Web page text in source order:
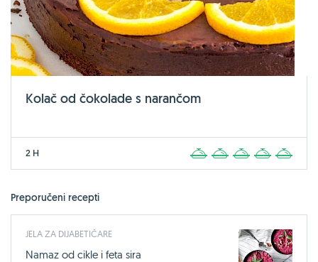
Kolač od čokolade s narančom
2 H 2 3 4
Preporučeni recepti
JELA ZA DIJABETIČARE
Namaz od cikle i feta sira